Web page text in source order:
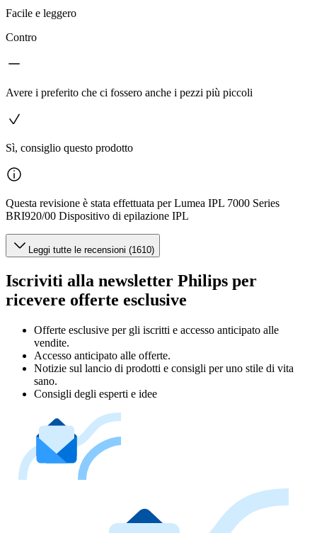
Facile e leggero
Contro
Avere i preferito che ci fossero anche i pezzi più piccoli
Sì, consiglio questo prodotto
Questa revisione è stata effettuata per Lumea IPL 7000 Series
BRI920/00 Dispositivo di epilazione IPL
Leggi tutte le recensioni (1610)
Iscriviti alla newsletter Philips per
ricevere offerte esclusive
Offerte esclusive per gli iscritti e accesso anticipato alle
vendite.
Accesso anticipato alle offerte.
Notizie sul lancio di prodotti e consigli per uno stile di vita
sano.
Consigli degli esperti e idee